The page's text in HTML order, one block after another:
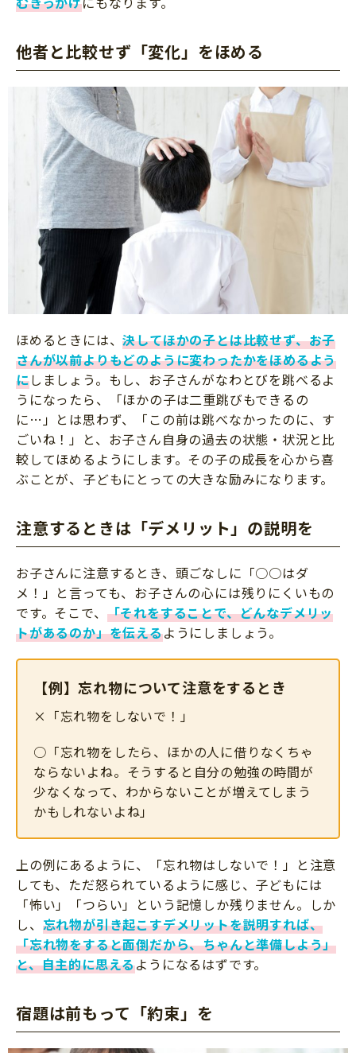
他者と比較せず「変化」をほめる
ほめるときには、決してほかの子とは比較せず、お子
さんが以前よりもどのように変わったかをほめるよう
にしましょう。もし、お子さんがなわとびを跳べるよ
うになったら、「ほかの子は二重跳びもできるの
に…」とは思わず、「この前は跳べなかったのに、す
ごいね！」と、お子さん自身の過去の状態・状況と比
較してほめるようにします。その子の成長を心から喜
ぶことが、子どもにとっての大きな励みになります。
注意するときは「デメリット」の説明を
お子さんに注意するとき、頭ごなしに「○○はダ
メ！」と言っても、お子さんの心には残りにくいもの
です。そこで、 「それをすることで、どんなデメリッ
トがあるのか」を伝えるようにしましょう。
【例】忘れ物について注意をするとき
×「忘れ物をしないで！」
○「忘れ物をしたら、ほかの人に借りなくちゃ
ならないよね。そうすると自分の勉強の時間が
少なくなって、わからないことが増えてしまう
かもしれないよね」
上の例にあるように、「忘れ物はしないで！」と注意
しても、ただ怒られているように感じ、子どもには
「怖い」「つらい」という記憶しか残りません。しか
し、 忘れ物が引き起こすデメリットを説明すれば、
「忘れ物をすると面倒だから、ちゃんと準備しよう」
と、自主的に思えるようになるはずです。
宿題は前もって「約束」を